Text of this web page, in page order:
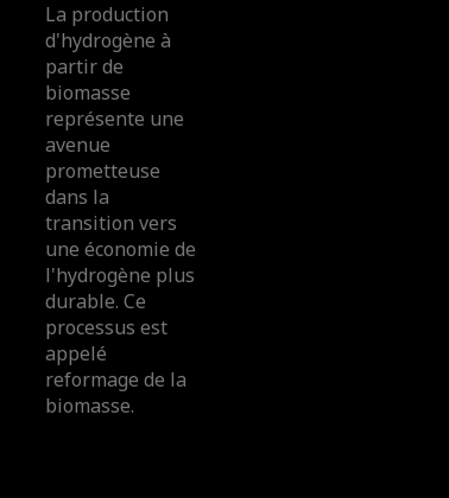
La production
d'hydrogène à
partir de
biomasse
représente une
avenue
prometteuse
dans la
transition vers
une économie de
l'hydrogène plus
durable. Ce
processus est
appelé
reformage de la
biomasse.